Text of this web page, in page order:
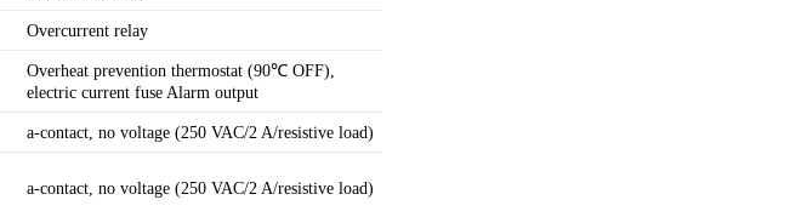
Overcurrent relay
Overheat prevention thermostat (90℃ OFF),
electric current fuse Alarm output
a-contact, no voltage (250 VAC/2 A/resistive load)
a-contact, no voltage (250 VAC/2 A/resistive load)